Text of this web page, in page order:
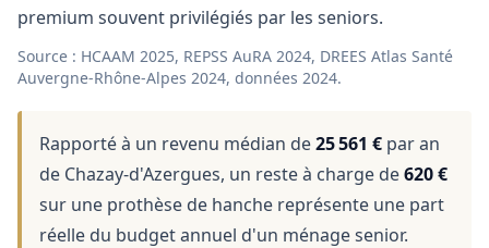
premium souvent privilégiés par les seniors.
Source : HCAAM 2025, REPSS AuRA 2024, DREES Atlas Santé
Auvergne-Rhône-Alpes 2024, données 2024.
Rapporté à un revenu médian de25 561 € par an
de Chazay-d'Azergues, un reste à charge de620 €
sur une prothèse de hanche représente une part
réelle du budget annuel d'un ménage senior.